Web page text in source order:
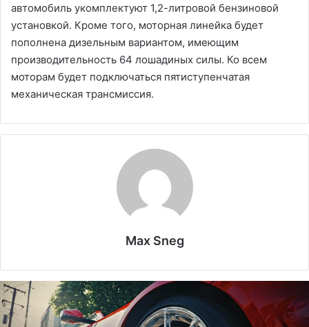
автомобиль укомплектуют 1,2-литровой бензиновой
установкой. Кроме того, моторная линейка будет
пополнена дизельным вариантом, имеющим
производительность 64 лошадиных силы. Ко всем
моторам будет подключаться пятиступенчатая
механическая трансмиссия.
Max Sneg